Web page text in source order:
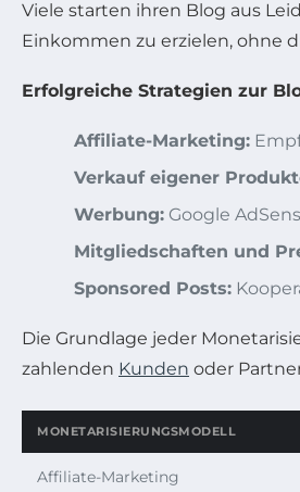
Viele starten ihren Blog aus
Einkommen zu erzielen, ohne
Erfolgreiche Strategien zur
Affiliate-Marketing:
Verkauf eigener
Werbung: Google
Mitgliedschaften und
Sponsored Posts:
Die Grundlage jeder
zahlenden Kunden oder
MONETARISIERUNGSMODELL
Affiliate-Marketing